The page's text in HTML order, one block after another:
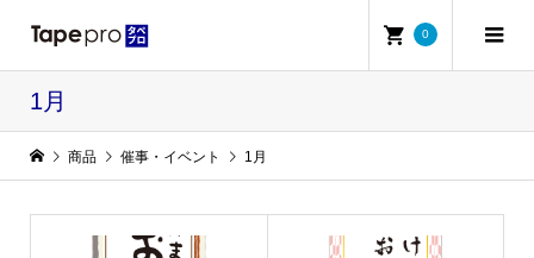
0
1月
商品 催事・イベント 1月